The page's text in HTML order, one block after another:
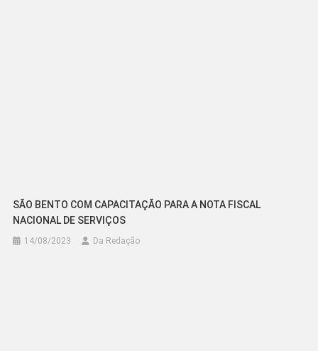
SÃO BENTO COM CAPACITAÇÃO PARA A NOTA FISCAL
NACIONAL DE SERVIÇOS
14/08/2023 Da Redação